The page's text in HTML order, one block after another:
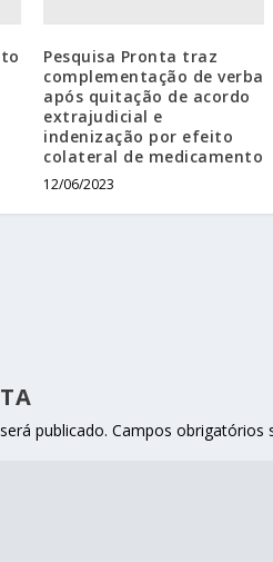
Pesquisa Pronta traz
complementação de verba
após quitação de acordo
extrajudicial e
indenização por efeito
colateral de medicamento
12/06/2023
publicado. Campos